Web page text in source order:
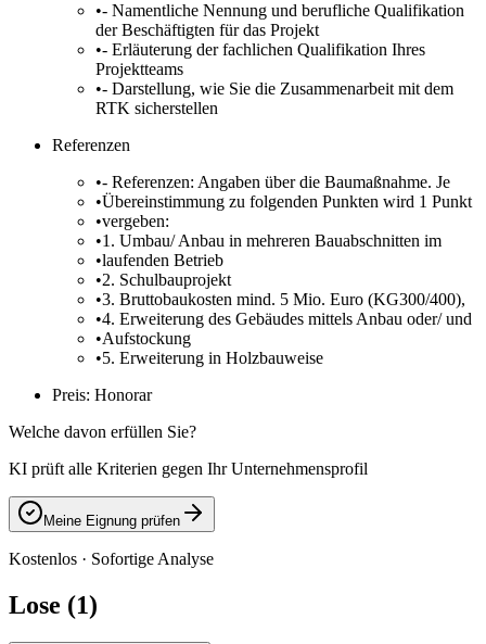
•- Namentliche Nennung und berufliche Qualifikation
der Beschäftigten für das Projekt
•- Erläuterung der fachlichen Qualifikation Ihres
Projektteams
•- Darstellung, wie Sie die Zusammenarbeit mit dem
RTK sicherstellen
Referenzen
•- Referenzen: Angaben über die Baumaßnahme. Je
•Übereinstimmung zu folgenden Punkten wird 1 Punkt
•vergeben:
•1. Umbau/ Anbau in mehreren Bauabschnitten im
•laufenden Betrieb
•2. Schulbauprojekt
•3. Bruttobaukosten mind. 5 Mio. Euro (KG300/400),
•4. Erweiterung des Gebäudes mittels Anbau oder/ und
•Aufstockung
•5. Erweiterung in Holzbauweise
Preis: Honorar
Welche davon erfüllen Sie?
KI prüft alle Kriterien gegen Ihr Unternehmensprofil
Meine Eignung prüfen
Kostenlos · Sofortige Analyse
Lose (1)